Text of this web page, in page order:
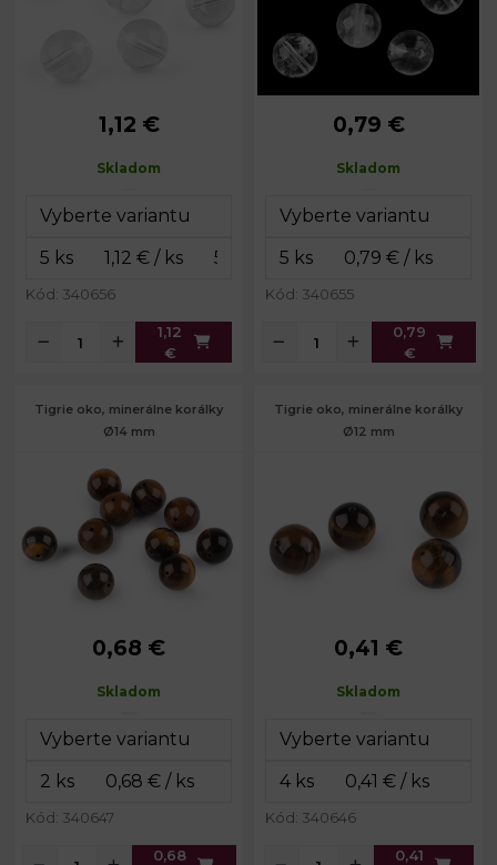
12 mm
1,12 €
Skladom
Kód: 340656
1,12
€
Priemer:
10 mm
0,79 €
Skladom
Kód: 340655
0,79
€
Tigrie oko, minerálne korálky
Ø14 mm
Priemer:
14 mm
0,68 €
Skladom
Kód: 340647
0,68
Tigrie oko, minerálne korálky
Ø12 mm
Priemer:
12 mm
0,41 €
Skladom
Kód: 340646
0,41